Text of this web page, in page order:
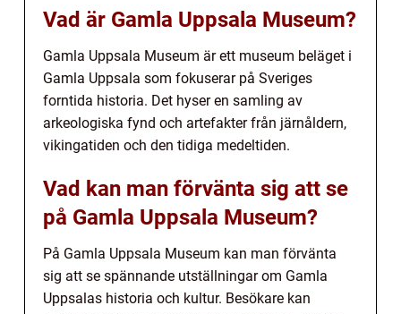
Vad är Gamla Uppsala Museum?
Gamla Uppsala Museum är ett museum beläget i
Gamla Uppsala som fokuserar på Sveriges
forntida historia. Det hyser en samling av
arkeologiska fynd och artefakter från järnåldern,
vikingatiden och den tidiga medeltiden.
Vad kan man förvänta sig att se
på Gamla Uppsala Museum?
På Gamla Uppsala Museum kan man förvänta
sig att se spännande utställningar om Gamla
Uppsalas historia och kultur. Besökare kan